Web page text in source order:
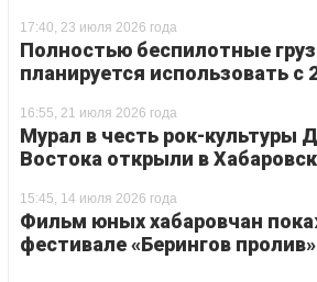
17:40, 23 июля 2026 года
Полностью беспилотные
планируется использовать с
16:55, 21 июля 2026 года
Мурал в честь рок-культуры
Востока открыли в
15:45, 14 июля 2026 года
Фильм юных хабаровчан
фестивале «Берингов